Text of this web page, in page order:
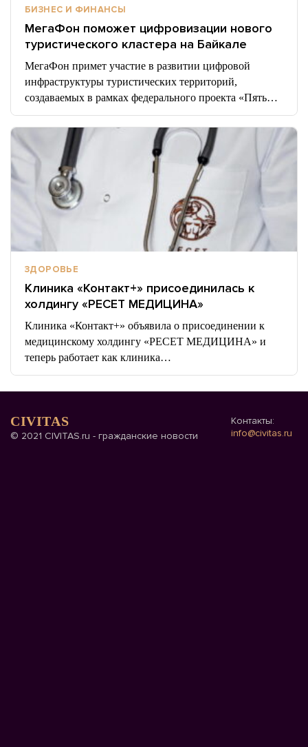
БИЗНЕС И ФИНАНСЫ
МегаФон поможет цифровизации нового
туристического кластера на Байкале
МегаФон примет участие в развитии цифровой
инфраструктуры туристических территорий,
создаваемых в рамках федерального проекта «Пять…
ЗДОРОВЬЕ
Клиника «Контакт+» присоединилась к
холдингу «РЕСЕТ МЕДИЦИНА»
Клиника «Контакт+» объявила о присоединении к
медицинскому холдингу «РЕСЕТ МЕДИЦИНА» и
теперь работает как клиника…
CIVITAS
© 2021 CIVITAS.ru - гражданские новости
Контакты:
info@civitas.ru